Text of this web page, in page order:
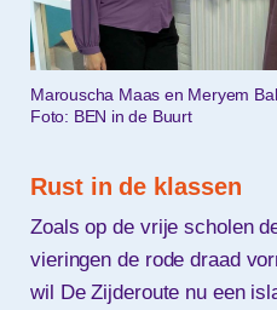
Marouscha Maas en Meryem
Foto: BEN in de Buurt
Rust in de klassen
Zoals op de vrije scholen
vieringen de rode draad
wil De Zijderoute nu een